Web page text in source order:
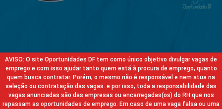
AVISO: O site Oportunidades DF tem como único objetivo divulgar vagas de
emprego e com isso ajudar tanto quem está à procura de emprego, quanto
quem busca contratar. Porém, o mesmo não é responsável e nem atua na
seleção ou contratação das vagas. e por isso, toda a responsabilidade das
vagas anunciadas são das empresas ou encarregadas(os) do RH que nos
repassam as oportunidades de emprego. Em caso de uma vaga falsa ou uma